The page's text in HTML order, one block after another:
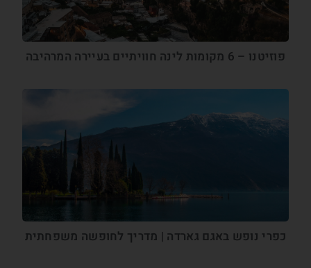
פוזיטנו – 6 מקומות לינה חוויתיים בעיירה המרהיבה
כפרי נופש באגם גארדה | מדריך לחופשה משפחתית